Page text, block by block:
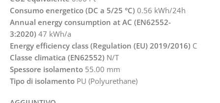
Consumo energetico (DC a 5/25 °C) 0.56 kWh/24h
Annual energy consumption at AC (EN62552-
3:2020) 47 kWh/a
Energy efficiency class (Regulation (EU) 2019/2016) C
Classe climatica (EN62552) N/T
Spessore isolamento 55.00 mm
Tipo di isolamento PU (Polyurethane)